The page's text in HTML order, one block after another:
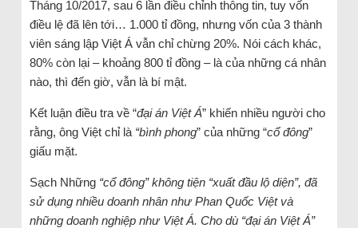
Tháng 10/2017, sau 6 lần điều chỉnh thông tin, tuy vốn
điều lệ đã lên tới… 1.000 tỉ đồng, nhưng vốn của 3 thành
viên sáng lập Việt Á vẫn chỉ chừng 20%. Nói cách khác,
80% còn lại – khoảng 800 tỉ đồng – là của những cá nhân
nào, thì đến giờ, vẫn là bí mật.
Kết luận điều tra về “đại án Việt Á” khiến nhiều người cho
rằng, ông Việt chỉ là “bình phong” của những “cổ đông”
giấu mặt.
Sạch Những “cổ đông” không tiện “xuất đầu lộ diện”, đã
sử dụng nhiều doanh nhân như Phan Quốc Việt và
những doanh nghiệp như Việt Á. Cho dù “đại án Việt Á”